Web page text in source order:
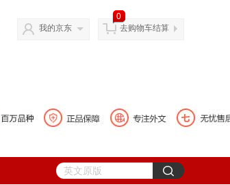
我的京东
0
去购物车结算